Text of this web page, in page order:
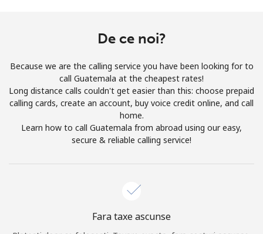
Buna!
De ce noi?
Because we are the calling service you have been looking for to
call Guatemala at the cheapest rates!
Long distance calls couldn't get easier than this: choose prepaid
calling cards, create an account, buy voice credit online, and call
home.
Learn how to call Guatemala from abroad using our easy,
secure & reliable calling service!
Fara taxe ascunse